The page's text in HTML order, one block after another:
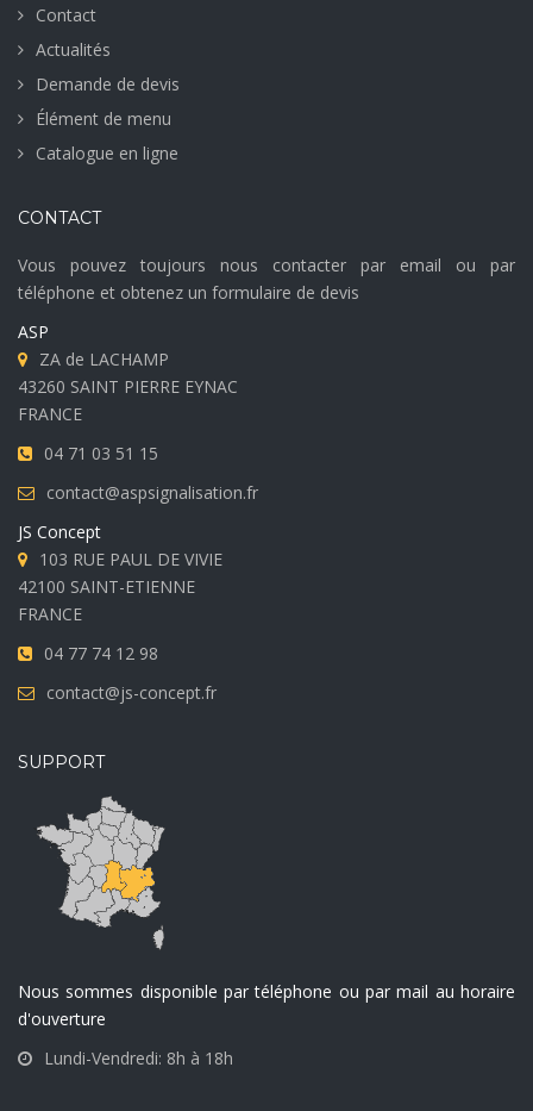
Contact
Actualités
Demande de devis
Élément de menu
Catalogue en ligne
CONTACT
Vous pouvez toujours nous contacter par email ou par
téléphone et obtenez un formulaire de devis
ASP
ZA de LACHAMP
43260 SAINT PIERRE EYNAC
FRANCE
04 71 03 51 15
contact@aspsignalisation.fr
JS Concept
103 RUE PAUL DE VIVIE
42100 SAINT-ETIENNE
FRANCE
04 77 74 12 98
contact@js-concept.fr
SUPPORT
Nous sommes disponible par téléphone ou par mail au horaire
d'ouverture
Lundi-Vendredi: 8h à 18h